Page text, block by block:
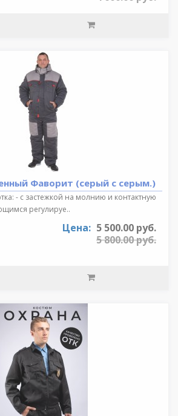
Фаворит (серый с серым.)
- с застежкой на молнию и контактную
регулируе..
Цена: 5 500.00 руб.
5 800.00 руб.